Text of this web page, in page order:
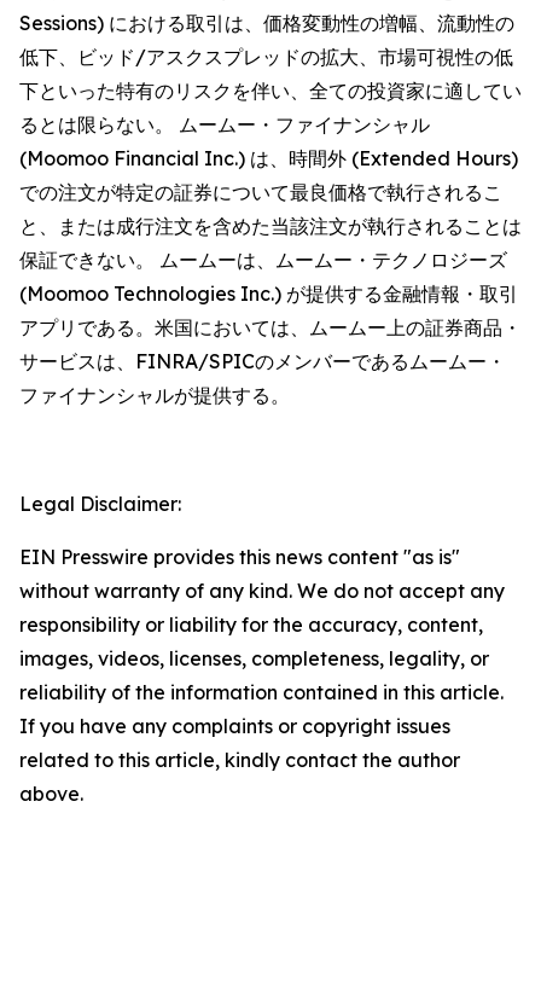
Sessions) における取引は、価格変動性の増幅、流動性の
低下、ビッド/アスクスプレッドの拡大、市場可視性の低
下といった特有のリスクを伴い、全ての投資家に適してい
るとは限らない。 ムームー・ファイナンシャル
(Moomoo Financial Inc.) は、時間外 (Extended Hours)
での注文が特定の証券について最良価格で執行されるこ
と、または成行注文を含めた当該注文が執行されることは
保証できない。 ムームーは、ムームー・テクノロジーズ
(Moomoo Technologies Inc.) が提供する金融情報・取引
アプリである。米国においては、ムームー上の証券商品・
サービスは、FINRA/SPICのメンバーであるムームー・
ファイナンシャルが提供する。
Legal Disclaimer:
EIN Presswire provides this news content "as is"
without warranty of any kind. We do not accept any
responsibility or liability for the accuracy, content,
images, videos, licenses, completeness, legality, or
reliability of the information contained in this article.
If you have any complaints or copyright issues
related to this article, kindly contact the author
above.